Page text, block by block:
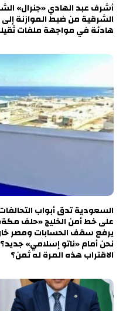
أشرف عبد الهادي «جنرال»
الشرقية من ضبط الموازنة
هادئة في مواجهة ملفات
السعودية تدق أبواب
على خط أمن الخليج «حلف مكة»
يرفع سقف الحسابات ومصر
نحن أمام «ناتو إسلامي»
الاقتراب هذه المرة له ثمن؟